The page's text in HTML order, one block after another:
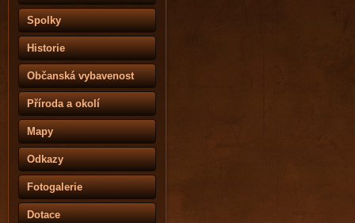
Spolky
Historie
Občanská vybavenost
Příroda a okolí
Mapy
Odkazy
Fotogalerie
Dotace